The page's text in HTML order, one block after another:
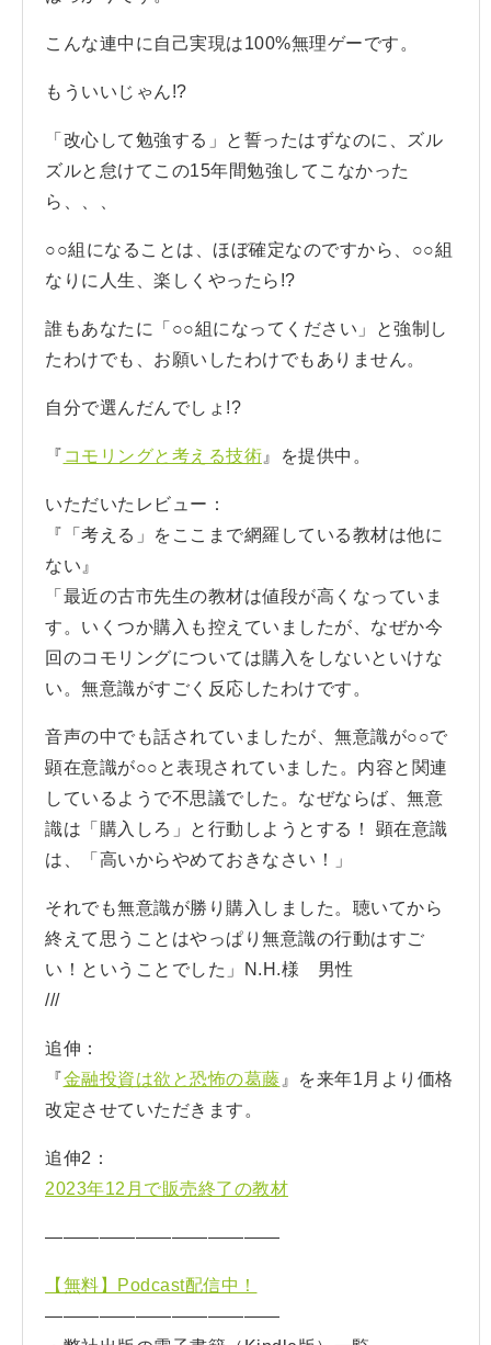
こんな連中に自己実現は100%無理ゲーです。
もういいじゃん!?
「改心して勉強する」と誓ったはずなのに、ズル
ズルと怠けてこの15年間勉強してこなかった
ら、、、
○○組になることは、ほぼ確定なのですから、○○組
なりに人生、楽しくやったら!?
誰もあなたに「○○組になってください」と強制し
たわけでも、お願いしたわけでもありません。
自分で選んだんでしょ!?
『 コモリングと考える技術 』を提供中。
いただいたレビュー：
『「考える」をここまで網羅している教材は他に
ない』
「最近の古市先生の教材は値段が高くなっていま
す。いくつか購入も控えていましたが、なぜか今
回のコモリングについては購入をしないといけな
い。無意識がすごく反応したわけです。
音声の中でも話されていましたが、無意識が○○で
顕在意識が○○と表現されていました。内容と関連
しているようで不思議でした。なぜならば、無意
識は「購入しろ」と行動しようとする！ 顕在意識
は、「高いからやめておきなさい！」
それでも無意識が勝り購入しました。聴いてから
終えて思うことはやっぱり無意識の行動はすご
い！ということでした」N.H.様 男性
///
追伸：
『金融投資は欲と恐怖の葛藤 』を来年1月より価格
改定させていただきます。
追伸2：
2023年12月で販売終了の教材
—————————————
【無料】Podcast配信中！
—————————————